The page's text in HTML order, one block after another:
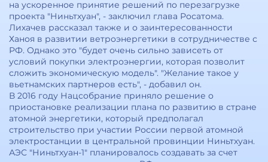
на ускоренное принятие решений по перезагрузке
проекта "Ниньтхуан", - заключил глава Росатома.
Лихачев рассказал также и о заинтересованности
Ханоя в развитии ветроэнергетики в сотрудничестве с
РФ. Однако это "будет очень сильно зависеть от
условий покупки электроэнергии, которая позволит
сложить экономическую модель". "Желание такое у
вьетнамских партнеров есть", - добавил он.
В 2016 году Нацсобрание приняло решение о
приостановке реализации плана по развитию в стране
атомной энергетики, который предполагал
строительство при участии России первой атомной
электростанции в центральной провинции Ниньтхуан.
АЭС "Ниньтхуан-1" планировалось создавать за счет